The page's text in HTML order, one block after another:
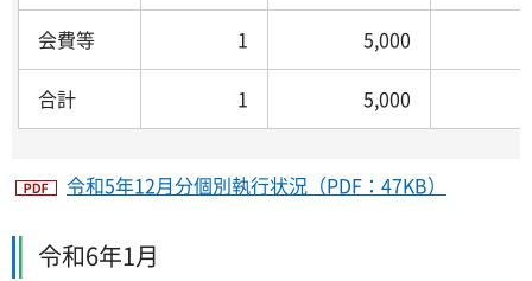
会費等 1 5,000
合計 1 5,000
令和5年12月分個別執行状況（PDF：47KB）
令和6年1月